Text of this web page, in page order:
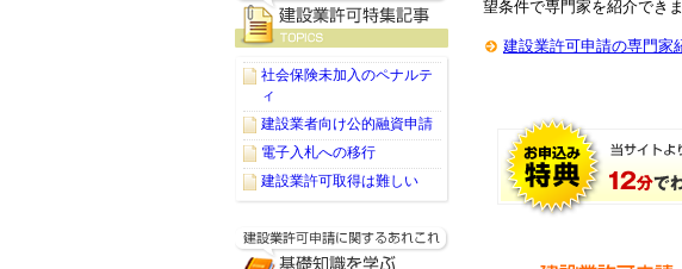
望条件で専門家を紹介できま
建設業許可申請の専門家
社会保険未加入のペナルテ
ィ
建設業者向け公的融資申請
電子入札への移行
建設業許可取得は難しい